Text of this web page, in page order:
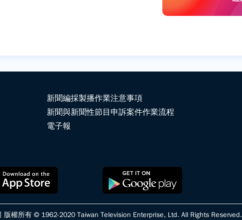
新聞編採製播作業注意事項
新聞與新聞性節目申訴案件作業流程
電子報
權所有 © 1962-2020 Taiwan Television Enterprise, Ltd. All Rights Reserved.